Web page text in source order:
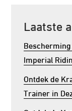
Laatste
Imperial
Ontdek de
Trainer in